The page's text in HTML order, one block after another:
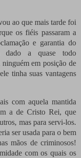
ao que mais tarde foi
os fiéis passaram a
e garantia do
dado a quase todo
em posição de
tinha suas vantagens
com aquela mantida
a de Cristo Rei, que
mas para servi-los.
ser usada para o bem
mãos de criminosos!
com os quais os